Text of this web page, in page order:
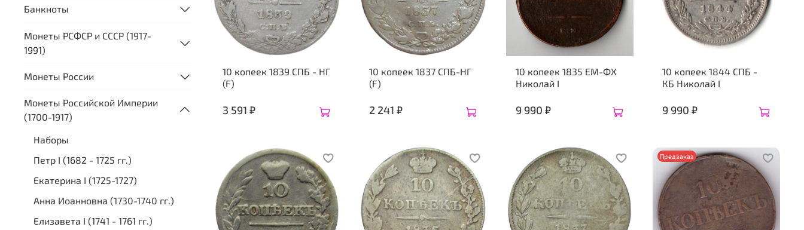
10 копеек 1839 СПБ - НГ
(F)
3 591 ₽
10 копеек 1837 СПБ-НГ
(F)
2 241 ₽
10 копеек 1835 ЕМ-ФХ
Николай I
9 990 ₽
10 копеек 1844 СПБ -
КБ Николай I
9 990 ₽
Предзаказ
Банкноты
Монеты РСФСР и СССР (1917-
1991)
Монеты России
Монеты Российской Империи
(1700-1917)
Наборы
Петр I (1682 - 1725 гг.)
Екатерина I (1725-1727)
Анна Иоанновна (1730-1740 гг.)
Елизавета I (1741 - 1761 гг.)